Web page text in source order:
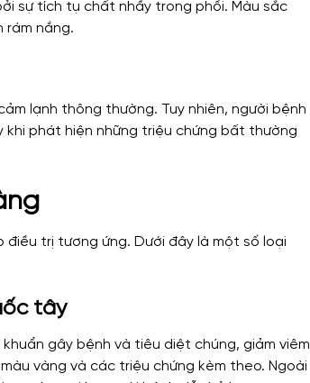
sự tích tụ chất nhầy trong phổi. Màu sắc
rám nắng.
lạnh thông thường. Tuy nhiên, người bệnh
khi phát hiện những triệu chứng bất thường
trị tương ứng. Dưới đây là một số loại
tây
gây bệnh và tiêu diệt chúng, giảm viêm
vàng và các triệu chứng kèm theo. Ngoài